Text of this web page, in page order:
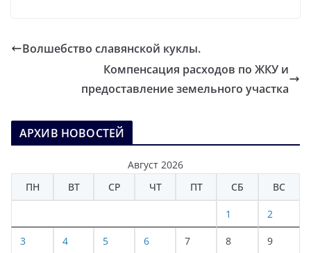
Волшебство славянской куклы.
Компенсация расходов по ЖКУ и
предоставление земельного участка
АРХИВ НОВОСТЕЙ
Август 2026
ПН
ВТ СР ЧТ ПТ СБ ВС
1 2
3 4 5 6 7 8 9